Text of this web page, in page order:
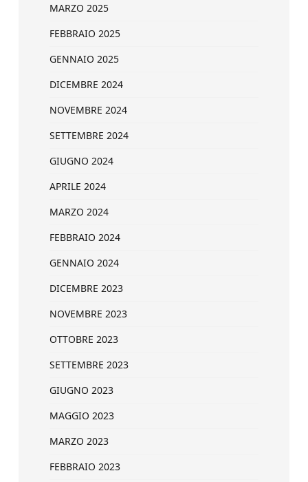
MARZO 2025
FEBBRAIO 2025
GENNAIO 2025
DICEMBRE 2024
NOVEMBRE 2024
SETTEMBRE 2024
GIUGNO 2024
APRILE 2024
MARZO 2024
FEBBRAIO 2024
GENNAIO 2024
DICEMBRE 2023
NOVEMBRE 2023
OTTOBRE 2023
SETTEMBRE 2023
GIUGNO 2023
MAGGIO 2023
MARZO 2023
FEBBRAIO 2023